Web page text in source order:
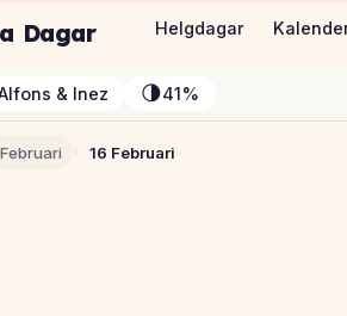
Dagar Helgdagar
& Inez 🌗41%
Februari › 16 Februari